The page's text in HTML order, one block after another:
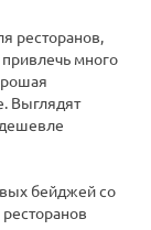
ресторанов,
привлечь много
Выглядят
бейджей со